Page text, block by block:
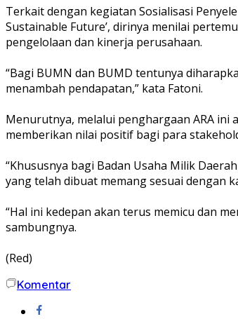
Terkait dengan kegiatan Sosialisasi
Sustainable Future’, dirinya menilai
pengelolaan dan kinerja perusahaan.
“Bagi BUMN dan BUMD tentunya
menambah pendapatan,” kata Fatoni.
Menurutnya, melalui penghargaan ARA ini
memberikan nilai positif bagi para
“Khususnya bagi Badan Usaha Milik
yang telah dibuat memang sesuai dengan
“Hal ini kedepan akan terus memicu dan
sambungnya.
(Red)
Komentar